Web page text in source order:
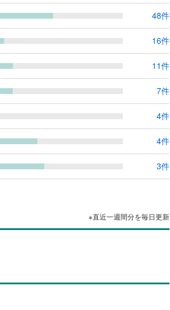
48件
16件
11件
7件
4件
4件
3件
※直近一週間分を毎日更新
IT重説可（0）